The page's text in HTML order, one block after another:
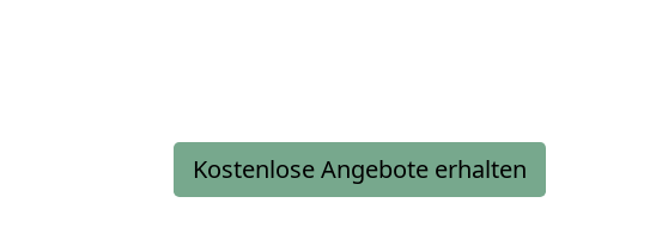
Kostenlose Angebote erhalten